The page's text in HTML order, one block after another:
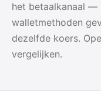
het betaalkanaal —
walletmethoden
dezelfde koers.
vergelijken.